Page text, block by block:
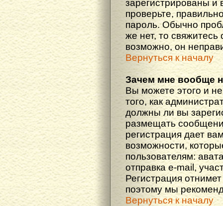
зарегистрированы и
проверьте,
пароль. Обычно
же нет, то
возможно, он
Вернуться к началу
Зачем мне вообще
Вы можете этого и
того, как
должны ли вы
размещать
регистрация дает
возможности,
пользователям:
отправка e-mail,
Регистрация
поэтому мы
Вернуться к началу